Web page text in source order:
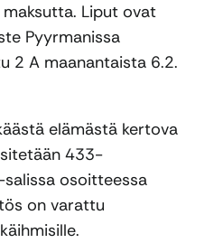
Liput ovat
Pyyrmanissa
2 A maanantaista 6.2.
elämästä kertova
433-
salissa osoitteessa
on varattu